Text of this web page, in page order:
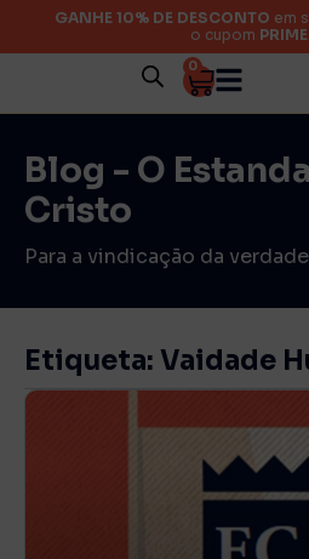
GANHE 10% DE DESCONTO em
o cupom
0
Blog - O
Cristo
Para a vindicação da
Etiqueta: Vaidade